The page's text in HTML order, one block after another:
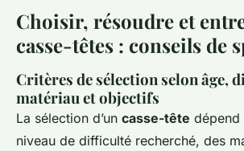
Choisir, résoudre et
casse-têtes : conseils de
Critères de sélection selon âge,
matériau et objectifs
La sélection d’un casse-tête dépend
niveau de difficulté recherché, des